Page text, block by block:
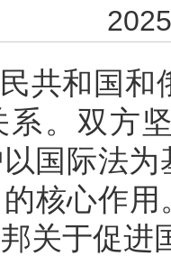
共和国和
系。双方
国际法
核心作
关于促进